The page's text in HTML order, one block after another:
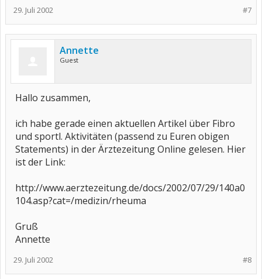
#7
29. Juli 2002
Annette
Guest
Hallo zusammen,
ich habe gerade einen aktuellen Artikel über Fibro
und sportl. Aktivitäten (passend zu Euren obigen
Statements) in der Ärztezeitung Online gelesen. Hier
ist der Link:
http://www.aerztezeitung.de/docs/2002/07/29/140a0
104.asp?cat=/medizin/rheuma
Gruß
Annette
#8
29. Juli 2002